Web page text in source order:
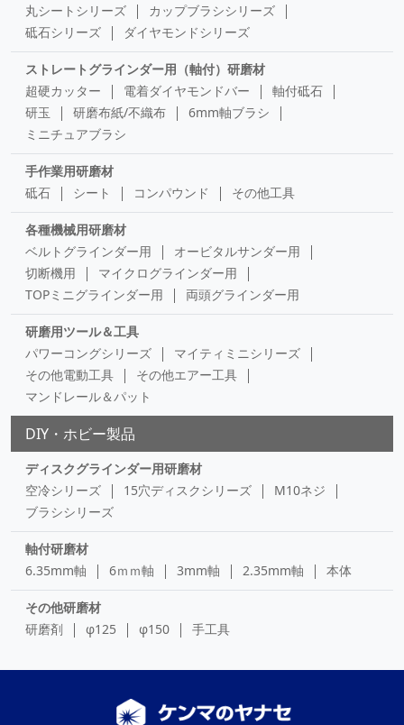
丸シートシリーズ
カップブラシシリーズ
砥石シリーズ
ダイヤモンドシリーズ
ストレートグラインダー用（軸付）研磨材
超硬カッター
電着ダイヤモンドバー
軸付砥石
研玉
研磨布紙/不織布
6mm軸ブラシ
ミニチュアブラシ
手作業用研磨材
砥石
シート コンパウンド その他工具
各種機械用研磨材
ベルトグラインダー用
オービタルサンダー用
切断機用
マイクログラインダー用
TOPミニグラインダー用
両頭グラインダー用
研磨用ツール＆工具
パワーコングシリーズ
マイティミニシリーズ
その他電動工具
その他エアー工具
マンドレール＆パット
DIY・ホビー製品
ディスクグラインダー用研磨材
空冷シリーズ
15穴ディスクシリーズ
M10ネジ
ブラシシリーズ
軸付研磨材
6.35mm軸
6ｍｍ軸 3mm軸 2.35mm軸 本体
その他研磨材
研磨剤
φ125 φ150 手工具